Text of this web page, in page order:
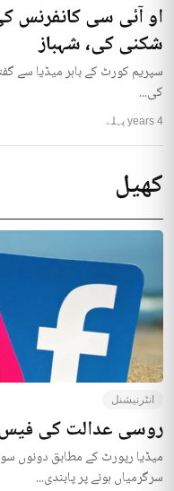
او آئی سی کانفرنس
شکنی کی، شہباز
سپریم کورٹ کے باہر میڈیا سے
کی...
4 years پہلے
کھیل
انٹرنیشنل
روسی عدالت کی فیس
میڈیا رپورٹ کے مطابق دونوں
سرگرمیاں ہونے پر پابندی...